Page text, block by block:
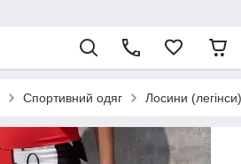
Спортивний одяг Лосини (легінси)